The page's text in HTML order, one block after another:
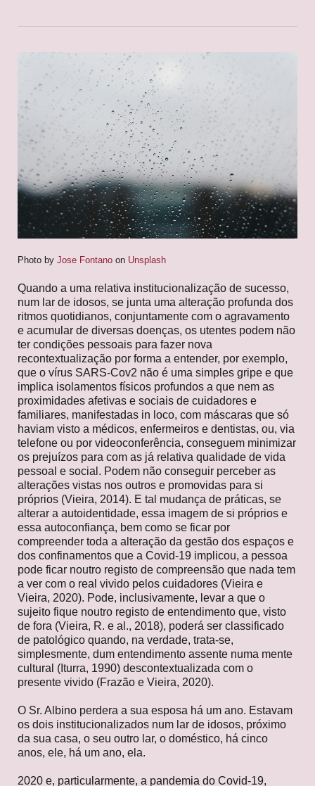
Photo by Jose Fontano on Unsplash
Quando a uma relativa institucionalização de sucesso,
num lar de idosos, se junta uma alteração profunda dos
ritmos quotidianos, conjuntamente com o agravamento
e acumular de diversas doenças, os utentes podem não
ter condições pessoais para fazer nova
recontextualização por forma a entender, por exemplo,
que o vírus SARS-Cov2 não é uma simples gripe e que
implica isolamentos físicos profundos a que nem as
proximidades afetivas e sociais de cuidadores e
familiares, manifestadas in loco, com máscaras que só
haviam visto a médicos, enfermeiros e dentistas, ou, via
telefone ou por videoconferência, conseguem minimizar
os prejuízos para com as já relativa qualidade de vida
pessoal e social. Podem não conseguir perceber as
alterações vistas nos outros e promovidas para si
próprios (Vieira, 2014). E tal mudança de práticas, se
alterar a autoidentidade, essa imagem de si próprios e
essa autoconfiança, bem como se ficar por
compreender toda a alteração da gestão dos espaços e
dos confinamentos que a Covid-19 implicou, a pessoa
pode ficar noutro registo de compreensão que nada tem
a ver com o real vivido pelos cuidadores (Vieira e
Vieira, 2020). Pode, inclusivamente, levar a que o
sujeito fique noutro registo de entendimento que, visto
de fora (Vieira, R. e al., 2018), poderá ser classificado
de patológico quando, na verdade, trata-se,
simplesmente, dum entendimento assente numa mente
cultural (Iturra, 1990) descontextualizada com o
presente vivido (Frazão e Vieira, 2020).
O Sr. Albino perdera a sua esposa há um ano. Estavam
os dois institucionalizados num lar de idosos, próximo
da sua casa, o seu outro lar, o doméstico, há cinco
anos, ele, há um ano, ela.
2020 e, particularmente, a pandemia do Covid-19,